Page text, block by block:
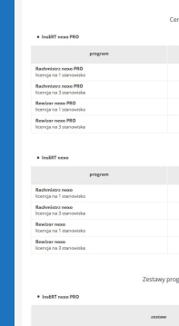
Biuro Nexo
Gestor Nexo
Gratyfikant Nexo
Gratyfikant Nexo Pro